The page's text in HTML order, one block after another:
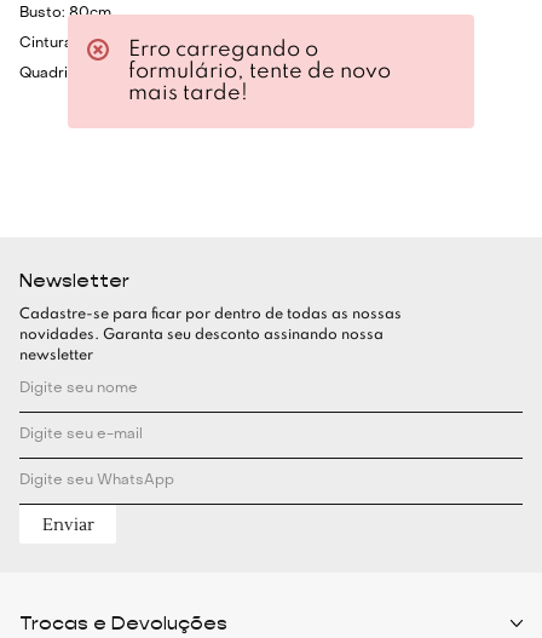
Busto: 80cm
Cintura: 60cm
Quadril: 86cm
Newsletter
Cadastre-se para ficar por dentro de todas as nossas
novidades. Garanta seu desconto assinando nossa
newsletter
Enviar
Trocas e Devoluções
Erro carregando o
formulário, tente de novo
mais tarde!